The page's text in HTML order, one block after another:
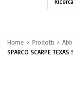
Home Prodotti
SPARCO SCARPE